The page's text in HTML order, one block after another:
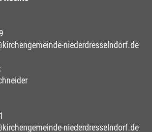
niederdresselndorf.de
niederdresselndorf.de